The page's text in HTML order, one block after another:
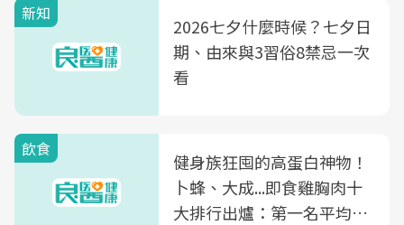
新知
2026七夕什麼時候？七夕日
期、由來與3習俗8禁忌一次
看
飲食
健身族狂囤的高蛋白神物！
卜蜂、大成...即食雞胸肉十
大排行出爐：第一名平均一